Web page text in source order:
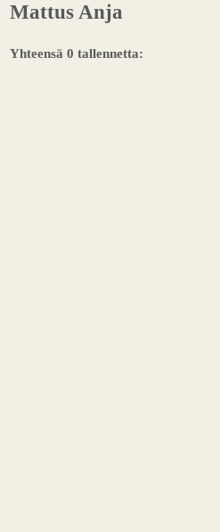
Mattus Anja
Yhteensä 0 tallennetta: